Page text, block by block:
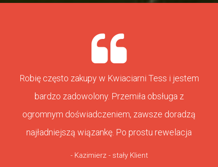
Robię często zakupy w Kwiaciarni Tess i jestem
bardzo zadowolony. Przemiła obsługa z
ogromnym doświadczeniem, zawsze doradzą
najładniejszą wiązankę. Po prostu rewelacja
- Kazimierz - stały Klient